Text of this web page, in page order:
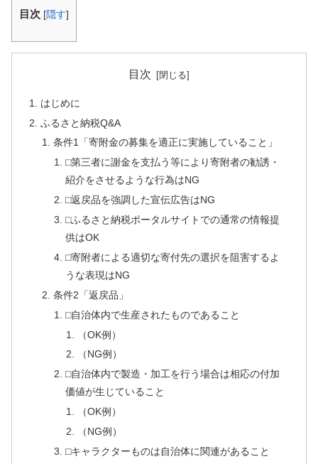
目次 [隠す]
目次
はじめに
ふるさと納税Q&A
条件1「寄附金の募集を適正に実施していること」
⬜︎第三者に謝金を支払う等により寄附者の勧誘・
紹介をさせるような行為はNG
⬜︎返戻品を強調した宣伝広告はNG
⬜︎ふるさと納税ポータルサイトでの通常の情報提
供はOK
⬜︎寄附者による適切な寄付先の選択を阻害するよ
うな表現はNG
条件2「返戻品」
⬜︎自治体内で生産されたものであること
（OK例）
（NG例）
⬜︎自治体内で製造・加工を行う場合は相応の付加
価値が生じていること
（OK例）
（NG例）
⬜︎キャラクターものは自治体に関連があること